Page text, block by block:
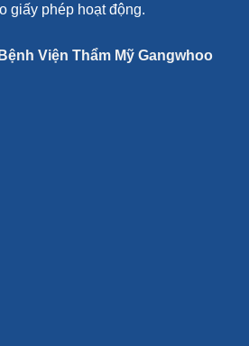
giấy phép hoạt động.
Bệnh Viện Thẩm Mỹ Gangwhoo